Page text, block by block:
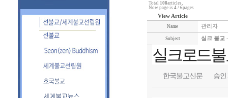
Total 108articles,
Now page is 4 / 6pages
View Article
Name 관리자
Subject 실크 불교
실크로드
한국불교신문 승인